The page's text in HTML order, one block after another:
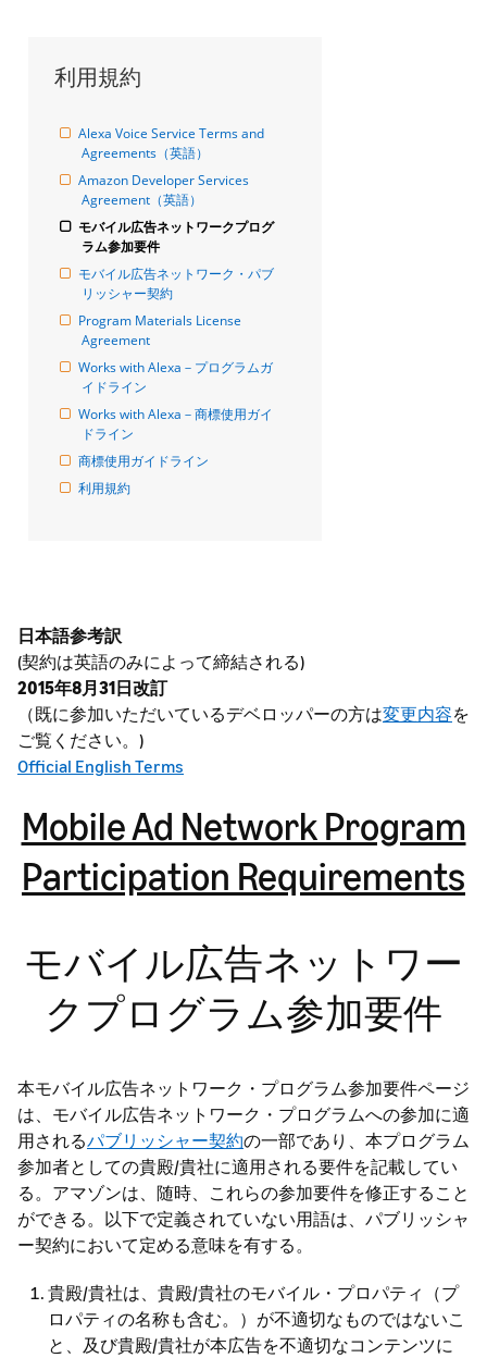
利用規約
Alexa Voice Service Terms and
Agreements（英語）
Amazon Developer Services
Agreement（英語）
モバイル広告ネットワークプログ
ラム参加要件
モバイル広告ネットワーク・パブ
リッシャー契約
Program Materials License
Agreement
Works with Alexa－プログラムガ
イドライン
Works with Alexa－商標使用ガイ
ドライン
商標使用ガイドライン
利用規約
日本語参考訳
(契約は英語のみによって締結される)
2015年8月31日改訂
（既に参加いただいているデベロッパーの方は変更内容を
ご覧ください。)
Official English Terms
Mobile Ad Network Program
Participation Requirements
モバイル広告ネットワー
クプログラム参加要件
本モバイル広告ネットワーク・プログラム参加要件ページ
は、モバイル広告ネットワーク・プログラムへの参加に適
用されるパブリッシャー契約の一部であり、本プログラム
参加者としての貴殿/貴社に適用される要件を記載してい
る。アマゾンは、随時、これらの参加要件を修正すること
ができる。以下で定義されていない用語は、パブリッシャ
ー契約において定める意味を有する。
貴殿/貴社は、貴殿/貴社のモバイル・プロパティ（プ
ロパティの名称も含む。）が不適切なものではないこ
と、及び貴殿/貴社が本広告を不適切なコンテンツに